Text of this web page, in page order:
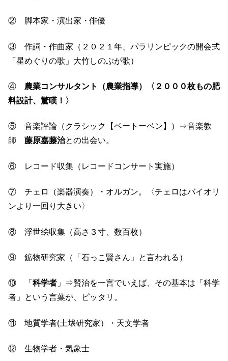
② 脚本家・演出家・俳優
③ 作詞・作曲家（２０２１年、パラリンピックの開会式
「星めぐりの歌」大竹しのぶが歌）
④ 農業コンサルタント（農業指導）〈２０００枚もの肥
料設計、驚嘆！〉
⑤ 音楽評論（クラシック【ベートーベン】）⇒音楽教
師 藤原嘉藤治との出会い。
⑥ レコード収集（レコードコンサート実施）
⑦ チェロ（楽器演奏）・オルガン。〈チェロはバイオリ
ンより一回り大きい〉
⑧ 浮世絵収集（高さ３寸、数百枚）
⑨ 鉱物研究家（「石っこ賢さん」と言われる）
⑩ 「 科学者 」⇒賢治を一言でいえば、その基本は「科学
者」という言葉が、ピッタリ。
⑪ 地質学者(土壌研究家）・天文学者
⑫ 生物学者・気象士